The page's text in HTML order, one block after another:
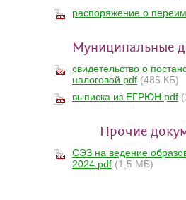
распоряжение о
Муниципальные
свидетельство о
налоговой.pdf (485 КБ)
выписка из ЕГРЮН.pdf
Прочие
СЭЗ на ведение
2024.pdf (1,5 МБ)